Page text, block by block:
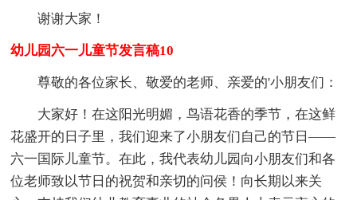
谢谢大家！
幼儿园六一儿童节发言稿10
尊敬的各位家长、敬爱的老师、亲爱的'小朋友们：
大家好！在这阳光明媚，鸟语花香的季节，在这鲜
花盛开的日子里，我们迎来了小朋友们自己的节日——
六一国际儿童节。在此，我代表幼儿园向小朋友们和各
位老师致以节日的祝贺和亲切的问侯！向长期以来关